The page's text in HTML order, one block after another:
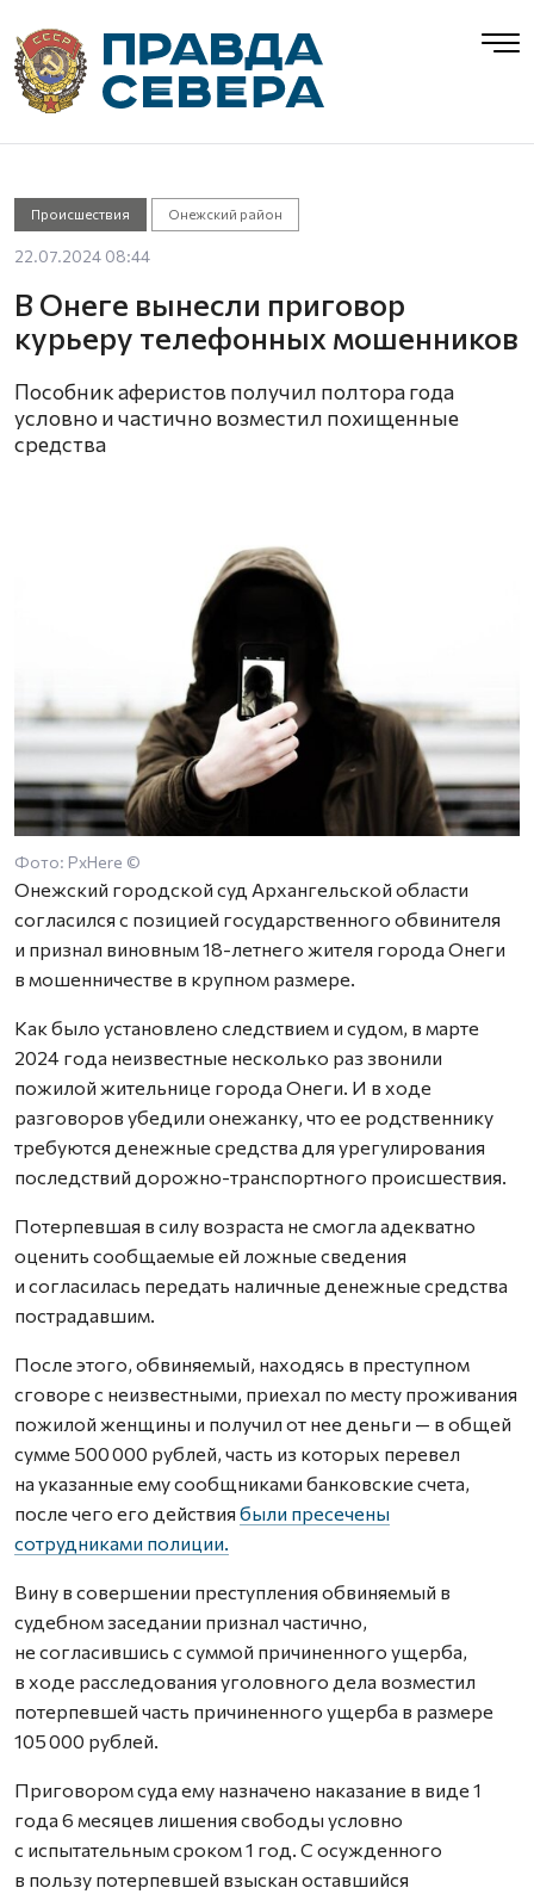
Происшествия Онежский район
22.07.2024 08:44
В Онеге вынесли приговор
курьеру телефонных мошенников
Пособник аферистов получил полтора года
условно и частично возместил похищенные
средства
Фото: PxHere ©
Онежский городской суд Архангельской области
согласился с позицией государственного обвинителя
и признал виновным 18-летнего жителя города Онеги
в мошенничестве в крупном размере.
Как было установлено следствием и судом, в марте
2024 года неизвестные несколько раз звонили
пожилой жительнице города Онеги. И в ходе
разговоров убедили онежанку, что ее родственнику
требуются денежные средства для урегулирования
последствий дорожно-транспортного происшествия.
Потерпевшая в силу возраста не смогла адекватно
оценить сообщаемые ей ложные сведения
и согласилась передать наличные денежные средства
пострадавшим.
После этого, обвиняемый, находясь в преступном
сговоре с неизвестными, приехал по месту проживания
пожилой женщины и получил от нее деньги — в общей
сумме 500 000 рублей, часть из которых перевел
на указанные ему сообщниками банковские счета,
после чего его действия были пресечены
сотрудниками полиции.
Вину в совершении преступления обвиняемый в
судебном заседании признал частично,
не согласившись с суммой причиненного ущерба,
в ходе расследования уголовного дела возместил
потерпевшей часть причиненного ущерба в размере
105 000 рублей.
Приговором суда ему назначено наказание в виде 1
года 6 месяцев лишения свободы условно
с испытательным сроком 1 год. С осужденного
в пользу потерпевшей взыскан оставшийся